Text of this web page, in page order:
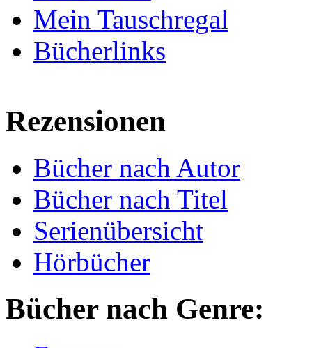
Mein Tauschregal
Bücherlinks
Rezensionen
Bücher nach Autor
Bücher nach Titel
Serienübersicht
Hörbücher
Bücher nach Genre: